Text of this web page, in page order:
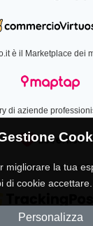
è il Marketplace dei
di aziende
di prezzo
migliorare la tua
di cookie accettare.
Personalizza